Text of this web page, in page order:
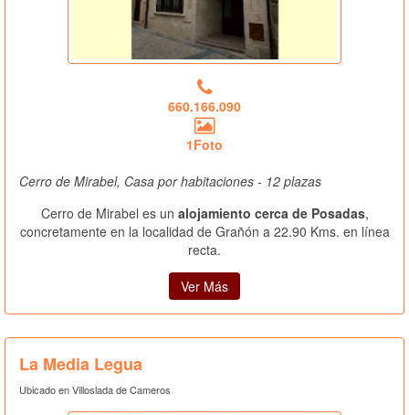
660.166.090
1Foto
Cerro de Mirabel, Casa por habitaciones - 12 plazas
Cerro de Mirabel es un alojamiento cerca de Posadas,
concretamente en la localidad de Grañón a 22.90 Kms. en línea
recta.
Ver Más
La Media Legua
Ubicado en Villoslada de Cameros